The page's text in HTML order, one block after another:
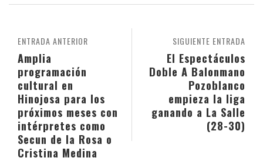
SIGUIENTE ENTRADA
El Espectáculos
Doble A Balonmano
Pozoblanco
empieza la liga
ganando a La Salle
(28-30)
ENTRADA ANTERIOR
Amplia
programación
cultural en
Hinojosa para los
próximos meses con
intérpretes como
Secun de la Rosa o
Cristina Medina